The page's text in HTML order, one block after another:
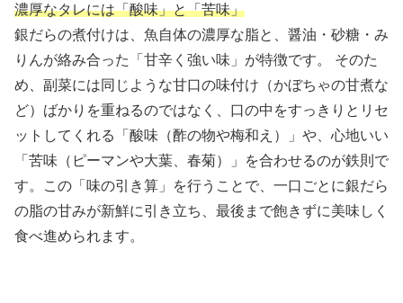
濃厚なタレには「酸味」と「苦味」
銀だらの煮付けは、魚自体の濃厚な脂と、醤油・砂糖・み
りんが絡み合った「甘辛く強い味」が特徴です。 そのた
め、副菜には同じような甘口の味付け（かぼちゃの甘煮な
ど）ばかりを重ねるのではなく、口の中をすっきりとリセ
ットしてくれる「酸味（酢の物や梅和え）」や、心地いい
「苦味（ピーマンや大葉、春菊）」を合わせるのが鉄則で
す。この「味の引き算」を行うことで、一口ごとに銀だら
の脂の甘みが新鮮に引き立ち、最後まで飽きずに美味しく
食べ進められます。